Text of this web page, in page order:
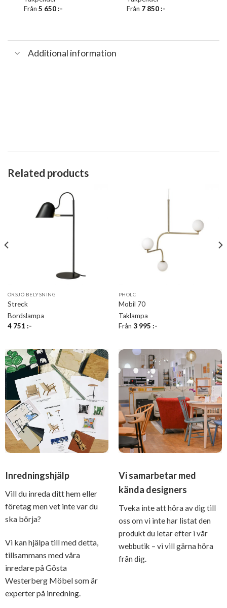
Från5 650:-
Från 7 850:-
Additional information
Related products
ÖRSJÖ BELYSNING
Streck
Bordslampa
4 751 :-
PHOLC
Mobil 70
Taklampa
Från 3 995 :-
Inredningshjälp
Vill du inreda ditt hem eller
företag men vet inte var du
ska börja?
Vi kan hjälpa till med detta,
tillsammans med våra
inredare på Gösta
Westerberg Möbel som är
experter på inredning.
Vi samarbetar med
kända designers
Tveka inte att höra av dig till
oss om vi inte har listat den
produkt du letar efter i vår
webbutik – vi vill gärna höra
från dig.